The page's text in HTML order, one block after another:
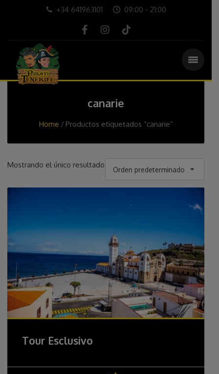
+34 641963101 09:00 - 21:00
canarie
Home Productos etiquetados “canarie”
Mostrando el único resultado
Orden predeterminado
Tour Esclusivo